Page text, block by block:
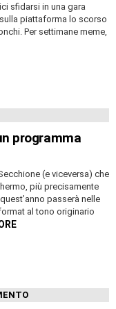
sfidarsi in una gara
piattaforma lo scorso
Per settimane meme,
programma
(e viceversa) che
più precisamente
passerà nelle
al tono originario